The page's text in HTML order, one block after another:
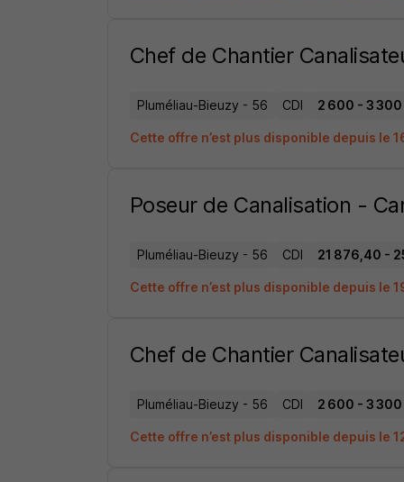
Chef de Chantier
Pluméliau-Bieuzy - 56 CDI 2 600 - 3 300
Cette offre n’est plus disponible depuis le
Poseur de Canalisation -
Pluméliau-Bieuzy - 56 CDI 21 876,40 -
Cette offre n’est plus disponible depuis le
Chef de Chantier
Pluméliau-Bieuzy - 56 CDI 2 600 - 3 300
Cette offre n’est plus disponible depuis le